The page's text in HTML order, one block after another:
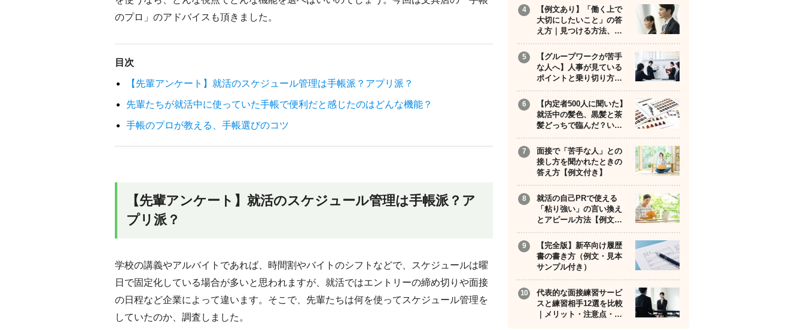
のプロ」のアドバイスも頂きました。
目次
【先輩アンケート】就活のスケジュール管理は手帳派？アプリ派？
先輩たちが就活中に使っていた手帳で便利だと感じたのはどんな機能？
手帳のプロが教える、手帳選びのコツ
【先輩アンケート】就活のスケジュール管理は手帳派？ア
プリ派？
学校の講義やアルバイトであれば、時間割やバイトのシフトなどで、スケジュールは曜
日で固定化している場合が多いと思われますが、就活ではエントリーの締め切りや面接
の日程など企業によって違います。そこで、先輩たちは何を使ってスケジュール管理を
していたのか、調査しました。
【例文あり】「働く上で
大切にしたいこと」の答
え方｜見つける方法、…
【グループワークが苦手
な人へ】人事が見ている
ポイントと乗り切り方…
【内定者500人に聞いた】
就活中の髪色、黒髪と茶
髪どっちで臨んだ？い…
面接で「苦手な人」との
接し方を聞かれたときの
答え方【例文付き】
就活の自己PRで使える
「粘り強い」の言い換え
とアピール方法【例文…
【完全版】新卒向け履歴
書の書き方（例文・見本
サンプル付き）
代表的な面接練習サービ
スと練習相手12選を比較
｜メリット・注意点・…